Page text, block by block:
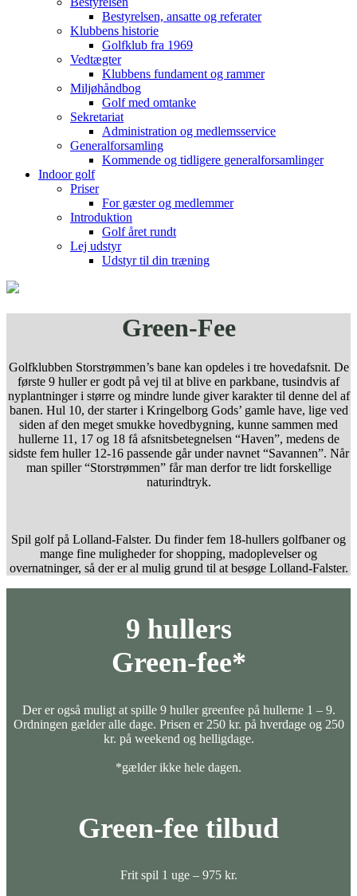
Bestyrelsen, ansatte og referater
Klubbens historie
Golfklub fra 1969
Vedtægter
Klubbens fundament og rammer
Miljøhåndbog
Golf med omtanke
Sekretariat
Administration og medlemsservice
Generalforsamling
Kommende og tidligere generalforsamlinger
Indoor golf
Priser
For gæster og medlemmer
Introduktion
Golf året rundt
Lej udstyr
Udstyr til din træning
Green-Fee
Golfklubben Storstrømmen’s bane kan opdeles i tre hovedafsnit. De
første 9 huller er godt på vej til at blive en parkbane, tusindvis af
nyplantninger i større og mindre lunde giver karakter til denne del af
banen. Hul 10, der starter i Kringelborg Gods’ gamle have, lige ved
siden af den meget smukke hovedbygning, kunne sammen med
hullerne 11, 17 og 18 få afsnitsbetegnelsen “Haven”, medens de
sidste fem huller 12-16 passende går under navnet “Savannen”. Når
man spiller “Storstrømmen” får man derfor tre lidt forskellige
naturindtryk.
Spil golf på Lolland-Falster. Du finder fem 18-hullers golfbaner og
mange fine muligheder for shopping, madoplevelser og
overnatninger, så der er al mulig grund til at besøge Lolland-Falster.
9 hullers
Green-fee*
Der er også muligt at spille 9 huller greenfee på hullerne 1 – 9.
Ordningen gælder alle dage. Prisen er 250 kr. på hverdage og 250
kr. på weekend og helligdage.
*gælder ikke hele dagen.
Green-fee tilbud
Frit spil 1 uge – 975 kr.